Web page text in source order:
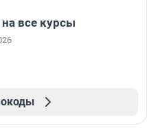
все курсы